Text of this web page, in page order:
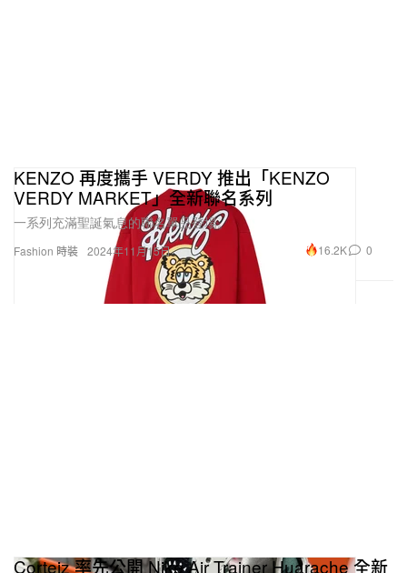
Fashion 時裝
KENZO 再度攜手 VERDY 推出「KENZO
VERDY MARKET」全新聯名系列
一系列充滿聖誕氣息的聯名單品登場。
2024年11月15日 16.2K 0
Corteiz 率先公開 Nike Air Trainer Huarache 全新